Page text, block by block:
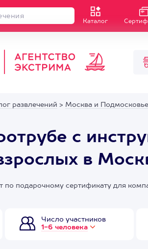
Каталог
развлечений > Москва и Подмосковье
с
в
по подарочному сертификату для
Число участников
1-6 человека